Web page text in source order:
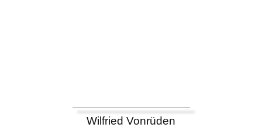
Wilfried Vonrüden